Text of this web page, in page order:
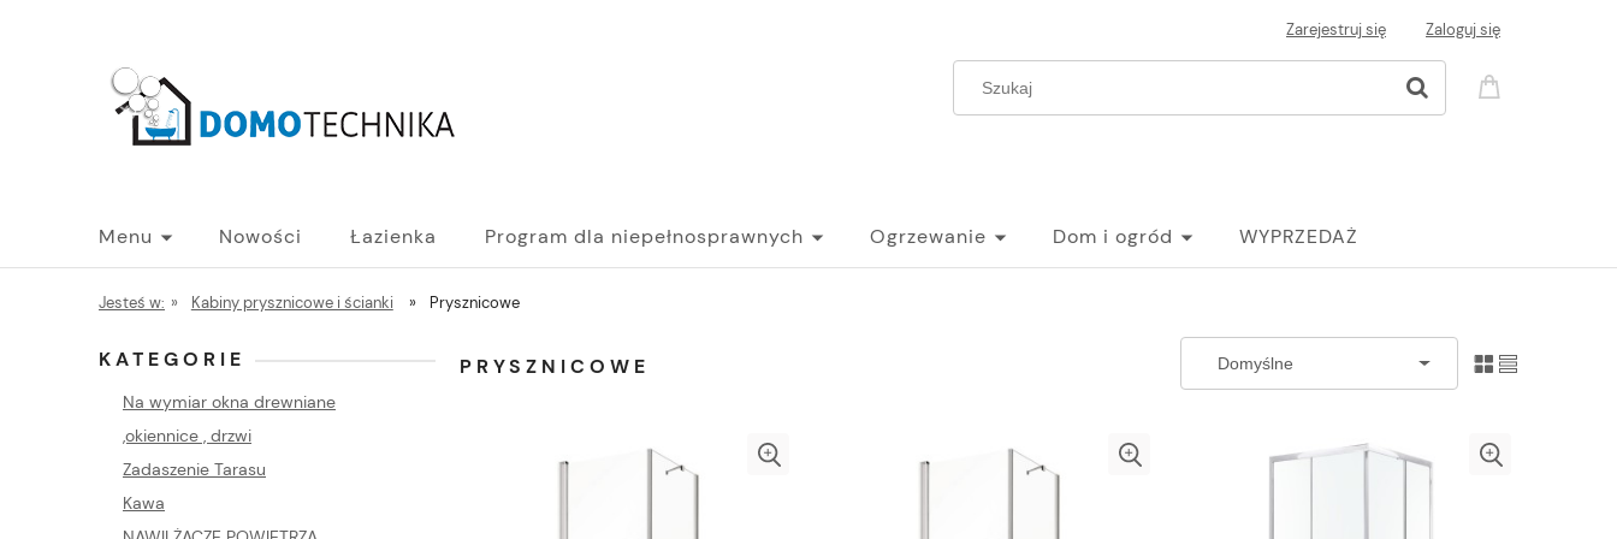
Zarejestruj się Zaloguj się
Menu Nowości Łazienka Program dla niepełnosprawnych Ogrzewanie Dom i ogród WYPRZEDAŻ
PROGRAM B2B - HURT Blog
Jesteś w: » Kabiny prysznicowe i ścianki » Prysznicowe
KATEGORIE
Na wymiar okna drewniane
,okiennice , drzwi
Zadaszenie Tarasu
Kawa
PRYSZNICOWE